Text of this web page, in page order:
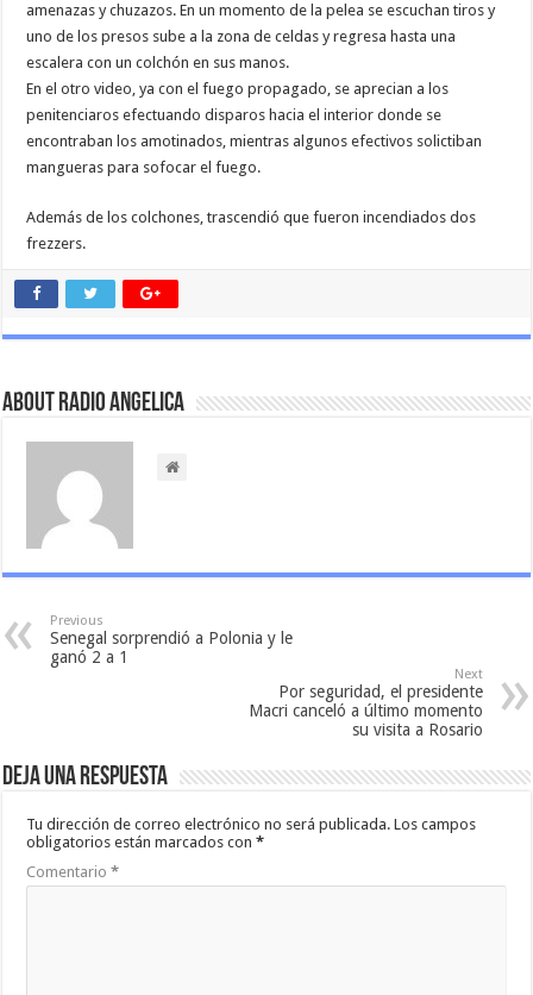
amenazas y chuzazos. En un momento de la pelea se escuchan tiros y
uno de los presos sube a la zona de celdas y regresa hasta una
escalera con un colchón en sus manos.
En el otro video, ya con el fuego propagado, se aprecian a los
penitenciaros efectuando disparos hacia el interior donde se
encontraban los amotinados, mientras algunos efectivos solictiban
mangueras para sofocar el fuego.
Además de los colchones, trascendió que fueron incendiados dos
frezzers.
About Radio Angelica
Previous
Senegal sorprendió a Polonia y le
ganó 2 a 1
Next
Por seguridad, el presidente
Macri canceló a último momento
su visita a Rosario
Deja una respuesta
Tu dirección de correo electrónico no será publicada. Los campos
obligatorios están marcados con*
Comentario*